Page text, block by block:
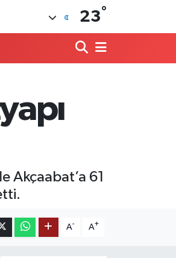
23°
Akçaabat’a 61
A- A+